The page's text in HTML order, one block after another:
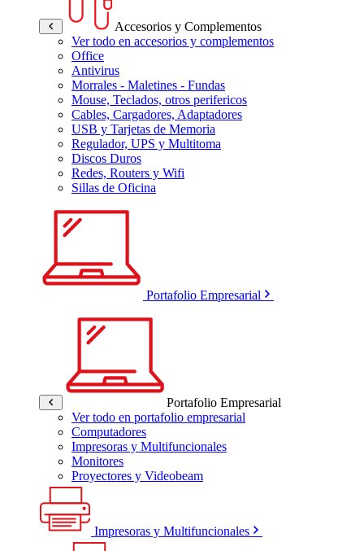
Accesorios y Complementos
Ver todo en accesorios y complementos
Office
Antivirus
Morrales - Maletines - Fundas
Mouse, Teclados, otros perifericos
Cables, Cargadores, Adaptadores
USB y Tarjetas de Memoria
Regulador, UPS y Multitoma
Discos Duros
Redes, Routers y Wifi
Sillas de Oficina
Portafolio Empresarial
Portafolio Empresarial
Ver todo en portafolio empresarial
Computadores
Impresoras y Multifuncionales
Monitores
Proyectores y Videobeam
Impresoras y Multifuncionales